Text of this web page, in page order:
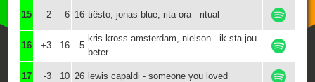
15 -2 6 16 tiësto, jonas blue, rita ora - ritual
16 +3 16 5
kris kross amsterdam, nielson - ik sta jou
beter
17 -3 10 26 lewis capaldi - someone you loved